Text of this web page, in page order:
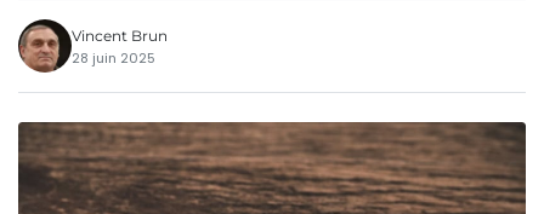
Vincent Brun
28 juin 2025